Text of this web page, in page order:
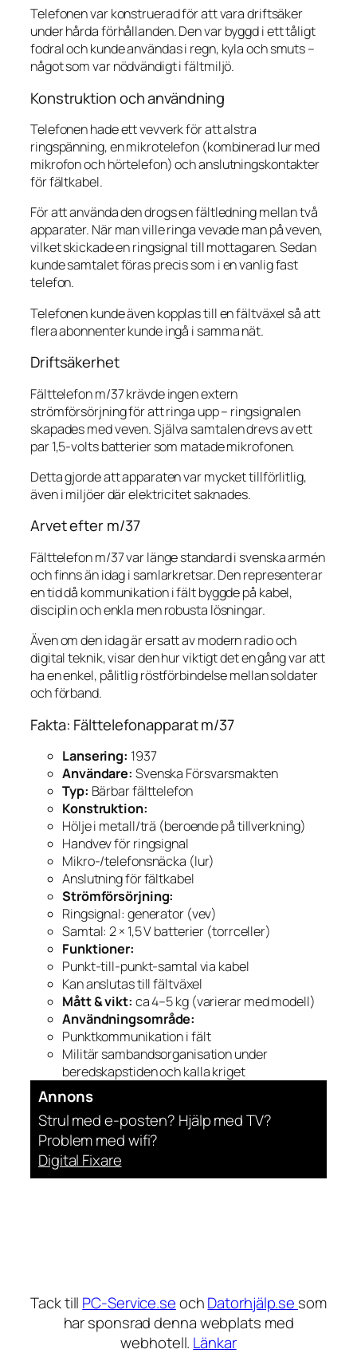
Telefonen var konstruerad för att vara driftsäker
under hårda förhållanden. Den var byggd i ett tåligt
fodral och kunde användas i regn, kyla och smuts –
något som var nödvändigt i fältmiljö.
Konstruktion och användning
Telefonen hade ett vevverk för att alstra
ringspänning, en mikrotelefon (kombinerad lur med
mikrofon och hörtelefon) och anslutningskontakter
för fältkabel.
För att använda den drogs en fältledning mellan två
apparater. När man ville ringa vevade man på veven,
vilket skickade en ringsignal till mottagaren. Sedan
kunde samtalet föras precis som i en vanlig fast
telefon.
Telefonen kunde även kopplas till en fältväxel så att
flera abonnenter kunde ingå i samma nät.
Driftsäkerhet
Fälttelefon m/37 krävde ingen extern
strömförsörjning för att ringa upp – ringsignalen
skapades med veven. Själva samtalen drevs av ett
par 1,5-volts batterier som matade mikrofonen.
Detta gjorde att apparaten var mycket tillförlitlig,
även i miljöer där elektricitet saknades.
Arvet efter m/37
Fälttelefon m/37 var länge standard i svenska armén
och finns än idag i samlarkretsar. Den representerar
en tid då kommunikation i fält byggde på kabel,
disciplin och enkla men robusta lösningar.
Även om den idag är ersatt av modern radio och
digital teknik, visar den hur viktigt det en gång var att
ha en enkel, pålitlig röstförbindelse mellan soldater
och förband.
Fakta: Fälttelefonapparat m/37
Lansering: 1937
Användare: Svenska Försvarsmakten
Typ: Bärbar fälttelefon
Konstruktion:
Hölje i metall/trä (beroende på tillverkning)
Handvev för ringsignal
Mikro-/telefonsnäcka (lur)
Anslutning för fältkabel
Strömförsörjning:
Ringsignal: generator (vev)
Samtal: 2 × 1,5 V batterier (torrceller)
Funktioner:
Punkt-till-punkt-samtal via kabel
Kan anslutas till fältväxel
Mått & vikt: ca 4–5 kg (varierar med modell)
Användningsområde:
Punktkommunikation i fält
Militär sambandsorganisation under
beredskapstiden och kalla kriget
Annons
Strul med e-posten? Hjälp med TV?
Problem med wifi?
Digital Fixare
Tack till PC-Service.seochDatorhjälp.se som
har sponsrad denna webplats med
webhotell. Länkar